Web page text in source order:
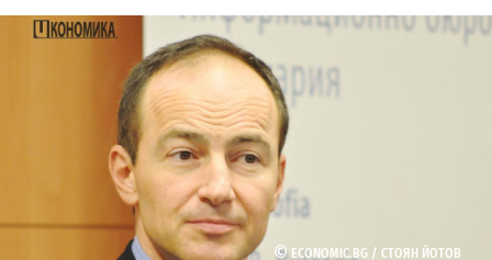
©ECONOMIC.BG / СТОЯН ЙОТОВ